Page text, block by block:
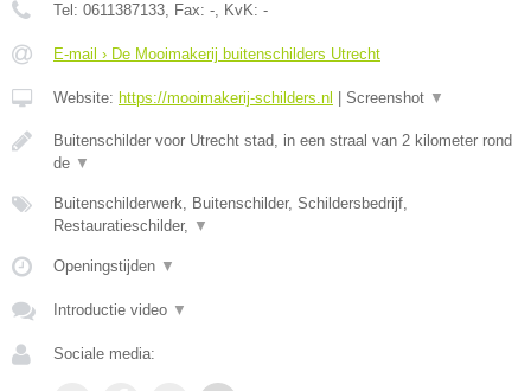
Tel: 0611387133, Fax: -, KvK: -
E-mail › De Mooimakerij buitenschilders Utrecht
Website: https://mooimakerij-schilders.nl Screenshot ▼
Buitenschilder voor Utrecht stad, in een straal van 2 kilometer rond
de ▼
Buitenschilderwerk, Buitenschilder, Schildersbedrijf,
Restauratieschilder, ▼
Openingstijden ▼
Introductie video ▼
Sociale media: